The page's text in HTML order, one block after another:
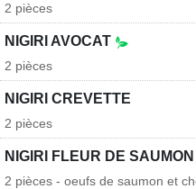
2 pièces
NIGIRI AVOCAT
2 pièces
NIGIRI CREVETTE
2 pièces
NIGIRI FLEUR DE SAUMON
2 pièces - oeufs de saumon et